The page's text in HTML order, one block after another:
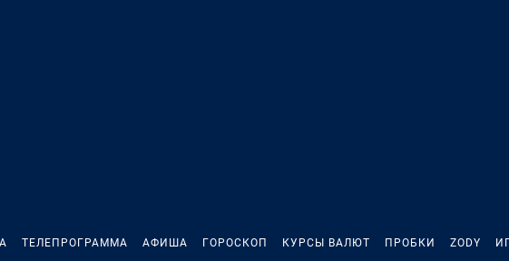
ТЕЛЕПРОГРАММА АФИША ГОРОСКОП КУРСЫ ВАЛЮТ ПРОБКИ ZODY